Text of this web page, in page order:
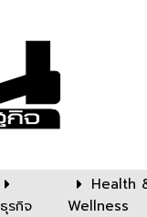
ธุรกิจ
Health
Wellness